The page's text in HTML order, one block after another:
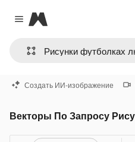
Close menu
Magnific
Создать ИИ-изображение